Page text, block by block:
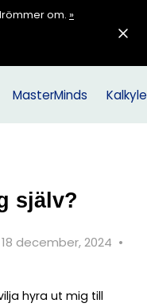
om. »
MasterMinds
själv?
december, 2024 •
hyra ut mig till